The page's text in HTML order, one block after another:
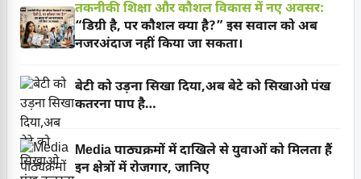
तकनीकी शिक्षा और कौशल विकास में नए अवसर:
“डिग्री है, पर कौशल क्या है?” इस सवाल को अब
नजरअंदाज नहीं किया जा सकता।
बेटी को उड़ना सिखा दिया,अब बेटे को सिखाओ पंख
कतरना पाप है…
Media पाठ्यक्रमों में दाखिले से युवाओं को मिलता हैं
इन क्षेत्रों में रोजगार, जानिए